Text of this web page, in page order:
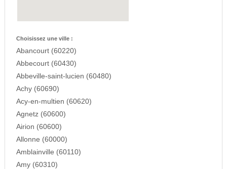
Choisissez une ville :
Abancourt (60220)
Abbecourt (60430)
Abbeville-saint-lucien (60480)
Achy (60690)
Acy-en-multien (60620)
Agnetz (60600)
Airion (60600)
Allonne (60000)
Amblainville (60110)
Amy (60310)